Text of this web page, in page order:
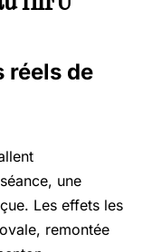
réels de
une
Les effets les
remontée